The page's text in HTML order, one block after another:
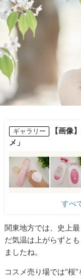
ギャラリー
【画像
メ」
すべ
関東地方では、史上
だ気温は上がらずと
ましたね。
コスメ売り場では“桜